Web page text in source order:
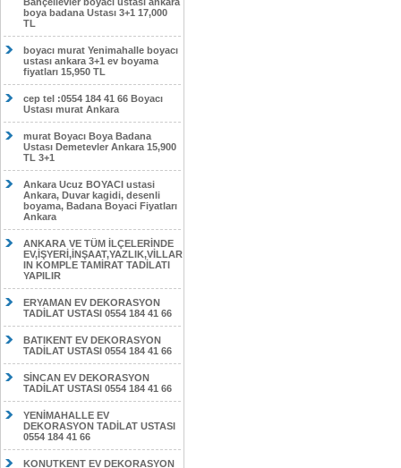
boya badana Ustası 3+1 17,000
TL
boyacı murat Yenimahalle boyacı
ustası ankara 3+1 ev boyama
fiyatları 15,950 TL
cep tel :0554 184 41 66 Boyacı
Ustası murat Ankara
murat Boyacı Boya Badana
Ustası Demetevler Ankara 15,900
TL 3+1
Ankara Ucuz BOYACI ustasi
Ankara, Duvar kagidi, desenli
boyama, Badana Boyaci Fiyatları
Ankara
ANKARA VE TÜM İLÇELERİNDE
EV,İŞYERİ,İNŞAAT,YAZLIK,VİLLAR
IN KOMPLE TAMİRAT TADİLATI
YAPILIR
ERYAMAN EV DEKORASYON
TADİLAT USTASI 0554 184 41 66
BATIKENT EV DEKORASYON
TADİLAT USTASI 0554 184 41 66
SİNCAN EV DEKORASYON
TADİLAT USTASI 0554 184 41 66
YENİMAHALLE EV
DEKORASYON TADİLAT USTASI
0554 184 41 66
KONUTKENT EV DEKORASYON